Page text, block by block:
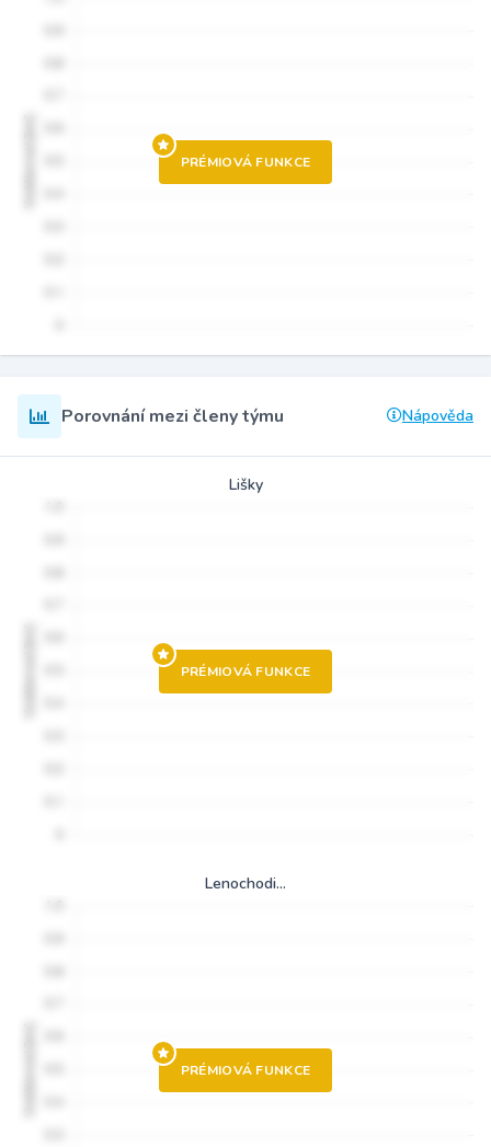
PRÉMIOVÁ FUNKCE
Porovnání mezi členy týmu Nápověda
Lišky
PRÉMIOVÁ FUNKCE
Lenochodi...
PRÉMIOVÁ FUNKCE